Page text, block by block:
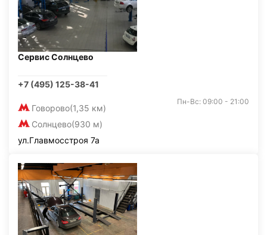
Сервис Солнцево
+7 (495) 125-38-41
Говорово(1,35 км)
Солнцево(930 м)
Пн-Вс: 09:00 - 21:00
ул.Главмосстроя 7а